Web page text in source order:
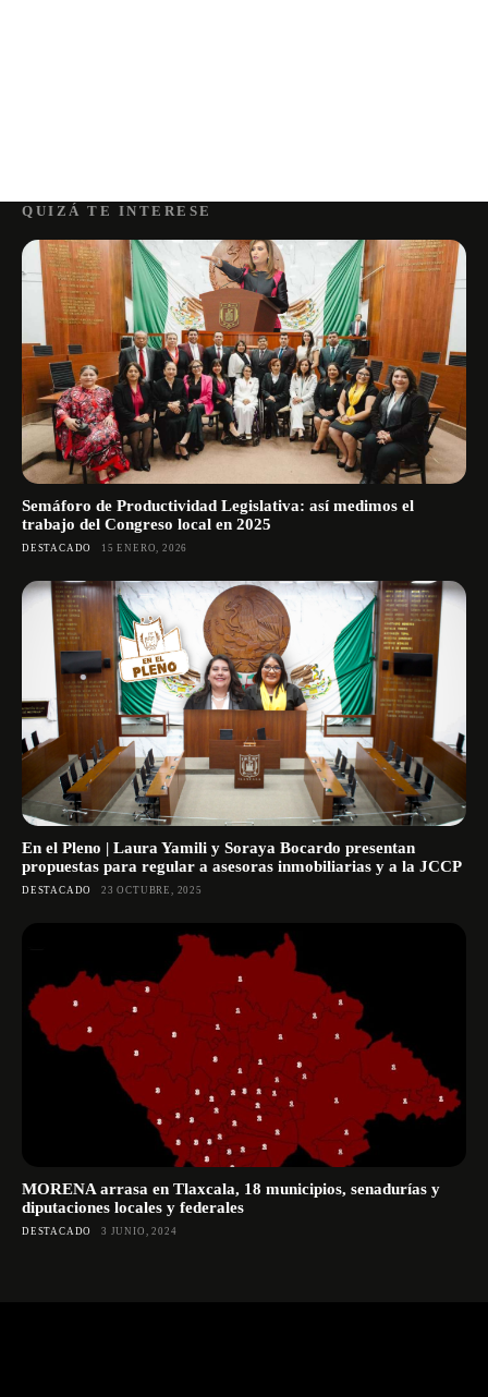
QUIZÁ TE INTERESE
Semáforo de Productividad Legislativa: así medimos el
trabajo del Congreso local en 2025
DESTACADO 15 ENERO, 2026
En el Pleno | Laura Yamili y Soraya Bocardo presentan
propuestas para regular a asesoras inmobiliarias y a la JCCP
DESTACADO 23 OCTUBRE, 2025
MORENA arrasa en Tlaxcala, 18 municipios, senadurías y
diputaciones locales y federales
DESTACADO 3 JUNIO, 2024